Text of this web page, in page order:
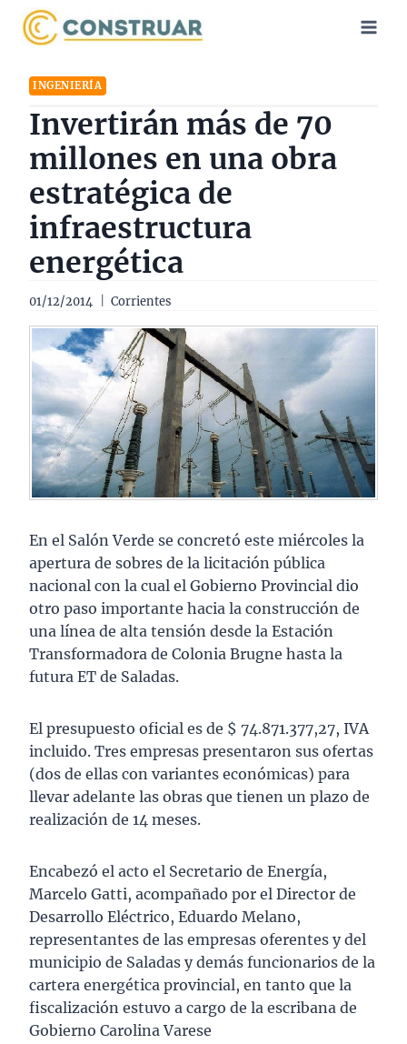
Saltar
INGENIERÍA
Invertirán más de 70
millones en una obra
estratégica de
infraestructura
energética
01/12/2014 Corrientes
En el Salón Verde se concretó este miércoles la
apertura de sobres de la licitación pública
nacional con la cual el Gobierno Provincial dio
otro paso importante hacia la construcción de
una línea de alta tensión desde la Estación
Transformadora de Colonia Brugne hasta la
futura ET de Saladas.
El presupuesto oficial es de $ 74.871.377,27, IVA
incluido. Tres empresas presentaron sus ofertas
(dos de ellas con variantes económicas) para
llevar adelante las obras que tienen un plazo de
realización de 14 meses.
Encabezó el acto el Secretario de Energía,
Marcelo Gatti, acompañado por el Director de
Desarrollo Eléctrico, Eduardo Melano,
representantes de las empresas oferentes y del
municipio de Saladas y demás funcionarios de la
cartera energética provincial, en tanto que la
fiscalización estuvo a cargo de la escribana de
Gobierno Carolina Varese